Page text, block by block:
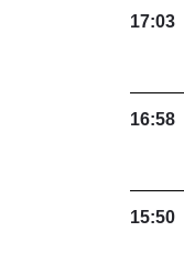
17:03
16:58
15:50